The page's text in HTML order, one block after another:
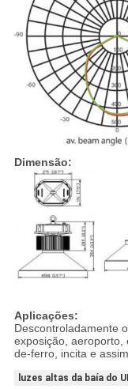
Dimensão:
Aplicações:
Descontroladamente
exposição, aeroporto,
de-ferro, incita e
luzes altas da baía do